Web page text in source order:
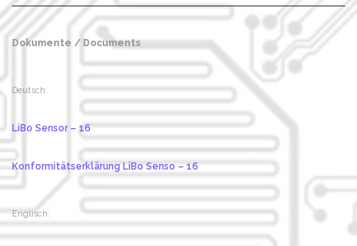
Dokumente / Documents
Deutsch:
LiBo Sensor – 16
Konformitätserklärung LiBo Senso – 16
Englisch: